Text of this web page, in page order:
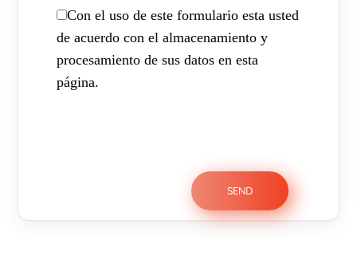
Con el uso de este formulario esta usted
de acuerdo con el almacenamiento y
procesamiento de sus datos en esta
página.